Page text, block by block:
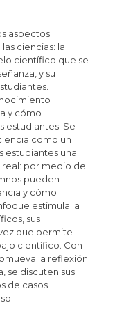
aspectos
ciencias: la
científico que se
y su
y cómo
estudiantes. Se
como un
estudiantes una
real: por medio del
pueden
y cómo
estimula la
sus
que permite
científico. Con
la reflexión
se discuten sus
de casos